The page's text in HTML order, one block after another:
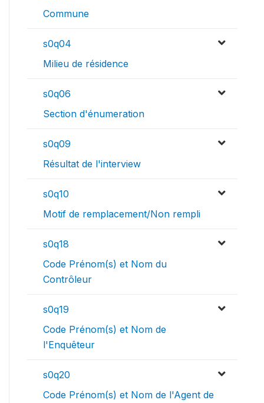
Commune
s0q04
Milieu de résidence
s0q06
Section d'énumeration
s0q09
Résultat de l'interview
s0q10
Motif de remplacement/Non rempli
s0q18
Code Prénom(s) et Nom du
Contrôleur
s0q19
Code Prénom(s) et Nom de
l'Enquêteur
s0q20
Code Prénom(s) et Nom de l'Agent de